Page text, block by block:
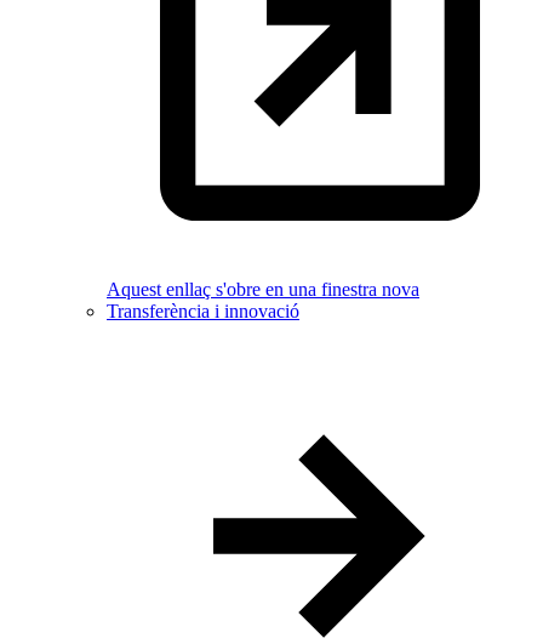
Aquest enllaç s'obre en una finestra nova
Transferència i innovació